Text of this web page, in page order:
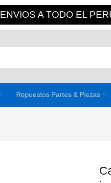
ENVIOS A TODO EL
Repuestos Partes & Piezas